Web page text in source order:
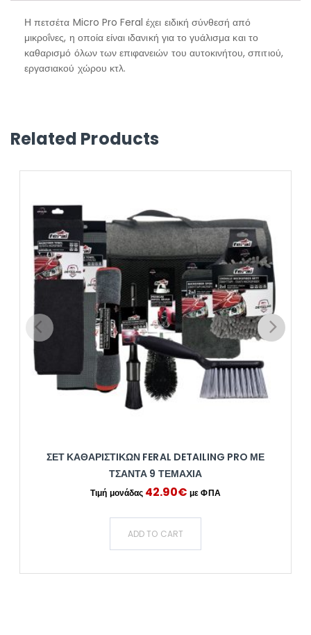
Η πετσέτα Micro Pro Feral έχει ειδική σύνθεσή από
μικροΐνες, η οποία είναι ιδανική για το γυάλισμα και το
καθαρισμό όλων των επιφανειών του αυτοκινήτου, σπιτιού,
εργασιακού χώρου κτλ.
Related Products
ΣΕΤ ΚΑΘΑΡΙΣΤΙΚΏΝ FERAL DETAILING PRO ΜΕ
ΤΣΆΝΤΑ 9 ΤΕΜΆΧΙΑ
42.90€
ADD TO CART